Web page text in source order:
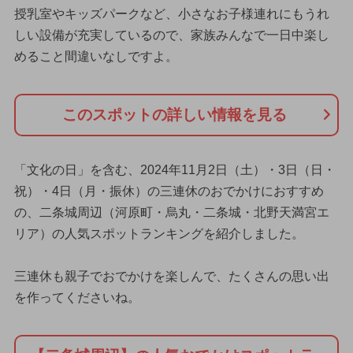
授乳室やキッズパークなど、小さなお子様連れにもうれ
しい設備が充実しているので、家族みんなで一日中楽し
めること間違いなしですよ。
このスポットの詳しい情報を見る
「文化の日」を含む、2024年11月2日（土）・3日（日・
祝）・4日（月・振休）の三連休のおでかけにおすすめ
の、二条城周辺（河原町・烏丸・二条城・北野天満宮エ
リア）の人気スポットランキングを紹介しました。
三連休も親子でおでかけを楽しんで、たくさんの思い出
を作ってくださいね。